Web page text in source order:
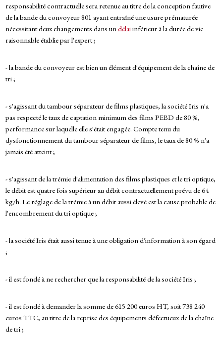
responsabilité contractuelle sera retenue au titre de la conception fautive
de la bande du convoyeur 801 ayant entraîné une usure prématurée
nécessitant deux changements dans undélaiinférieur à la durée de vie
raisonnable établie par l'expert ;
- la bande du convoyeur est bien un élément d'équipement de la chaîne de
tri ;
- s'agissant du tambour séparateur de films plastiques, la société Iris n'a
pas respecté le taux de captation minimum des films PEBD de 80 %,
performance sur laquelle elle s'était engagée. Compte tenu du
dysfonctionnement du tambour séparateur de films, le taux de 80 % n'a
jamais été atteint ;
- s'agissant de la trémie d'alimentation des films plastiques et le tri optique,
le débit est quatre fois supérieur au débit contractuellement prévu de 64
kg/h. Le réglage de la trémie à un débit aussi élevé est la cause probable de
l'encombrement du tri optique ;
- la société Iris était aussi tenue à une obligation d'information à son égard
;
- il est fondé à ne rechercher que la responsabilité de la société Iris ;
- il est fondé à demander la somme de 615 200 euros HT, soit 738 240
euros TTC, au titre de la reprise des équipements défectueux de la chaîne
de tri ;